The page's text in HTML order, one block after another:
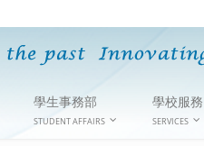
學生事務部
STUDENT AFFAIRS
學校服務
SERVICES